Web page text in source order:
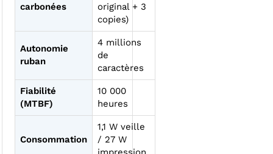
carbonées
original + 3
copies)
Autonomie
ruban
4 millions
de
caractères
Fiabilité
(MTBF)
10 000
heures
Consommation
1,1 W veille
/ 27 W